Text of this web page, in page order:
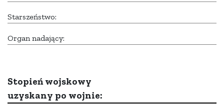
Starszeństwo:
Organ nadający:
Stopień wojskowy
uzyskany po wojnie: